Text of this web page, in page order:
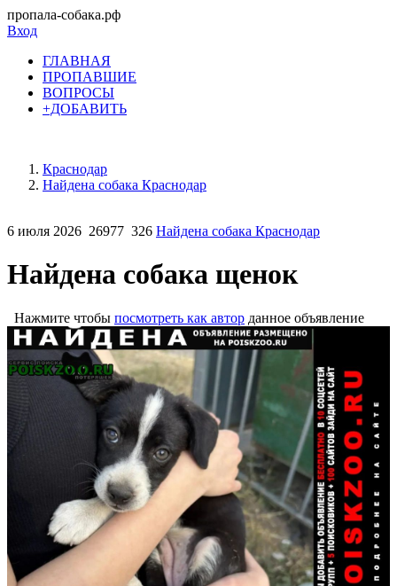
пропала-собака.рф
Вход
ГЛАВНАЯ
ПРОПАВШИЕ
ВОПРОСЫ
+ДОБАВИТЬ
Краснодар
Найдена собака Краснодар
6 июля 2026 26977 326 Найдена собака Краснодар
Найдена собака щенок
Нажмите чтобы посмотреть как автор данное объявление